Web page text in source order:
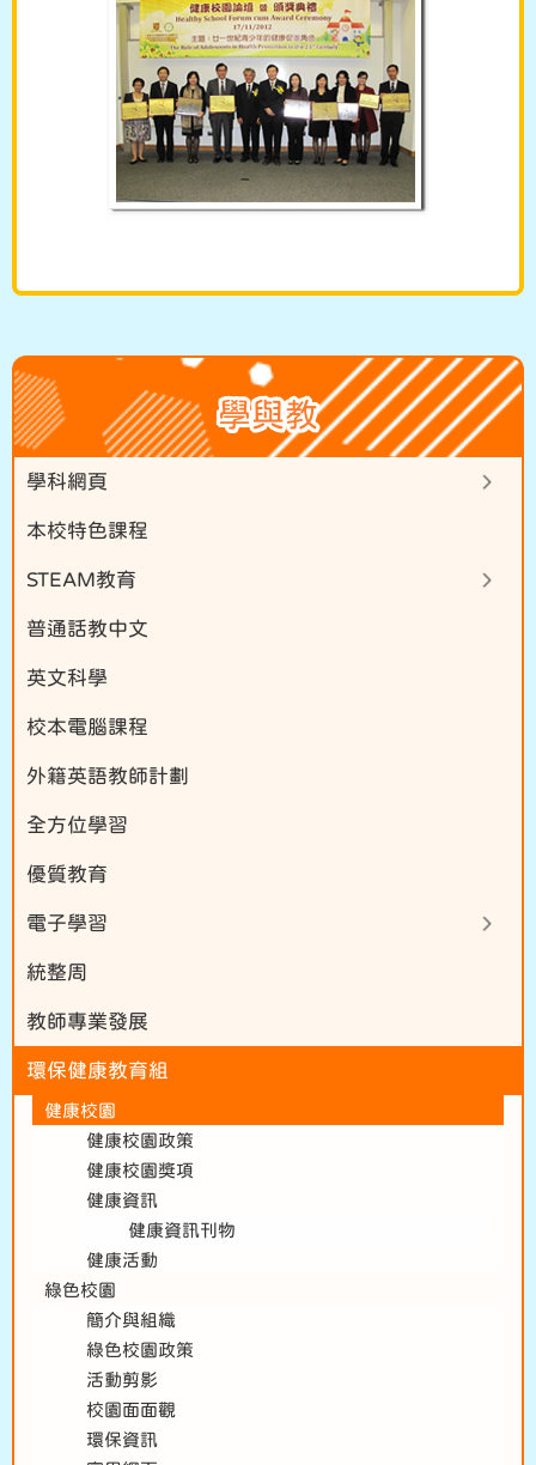
學與教
學科網頁
本校特色課程
STEAM教育
普通話教中文
英文科學
校本電腦課程
外籍英語教師計劃
全方位學習
優質教育
電子學習
統整周
教師專業發展
環保健康教育組
健康校園
健康校園政策
健康校園獎項
健康資訊
健康資訊刊物
健康活動
綠色校園
簡介與組織
綠色校園政策
活動剪影
校園面面觀
環保資訊